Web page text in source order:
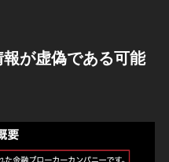
が虚偽である可能